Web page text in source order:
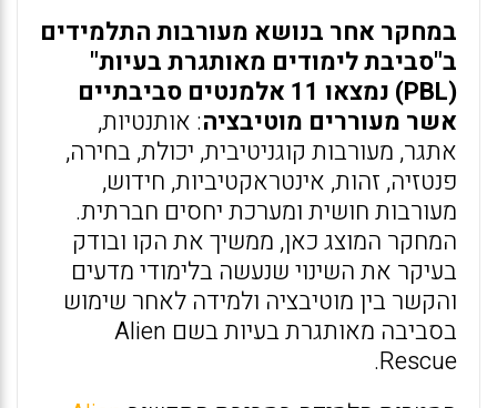
במחקר אחר בנושא מעורבות התלמידים
ב"סביבת לימודים מאותגרת בעיות"
(PBL) נמצאו 11 אלמנטים סביבתיים
אשר מעוררים מוטיבציה: אותנטיות,
אתגר, מעורבות קוגניטיבית, יכולת, בחירה,
פנטזיה, זהות, אינטראקטיביות, חידוש,
מעורבות חושית ומערכת יחסים חברתית.
המחקר המוצג כאן, ממשיך את הקו ובודק
בעיקר את השינוי שנעשה בלימודי מדעים
והקשר בין מוטיבציה ולמידה לאחר שימוש
בסביבה מאותגרת בעיות בשם Alien
Rescue.